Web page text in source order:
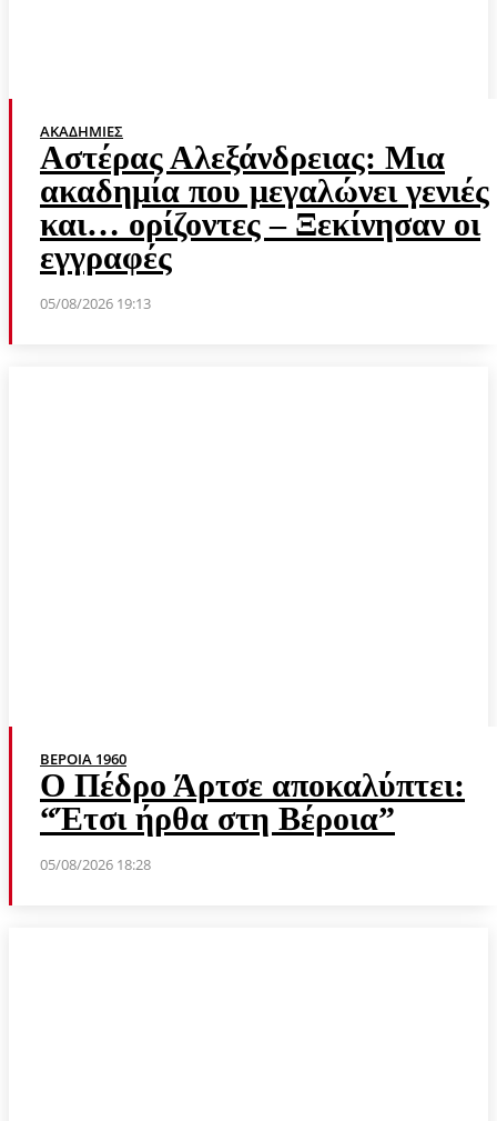
ΑΚΑΔΗΜΊΕΣ
Αστέρας Αλεξάνδρειας: Μια
ακαδημία που μεγαλώνει γενιές
και… ορίζοντες – Ξεκίνησαν οι
εγγραφές
05/08/2026 19:13
ΒΕΡΟΙΑ 1960
Ο Πέδρο Άρτσε αποκαλύπτει:
“Έτσι ήρθα στη Βέροια”
05/08/2026 18:28